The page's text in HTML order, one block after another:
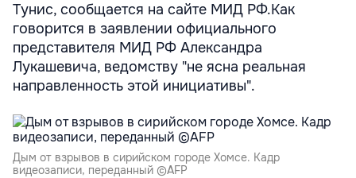
Тунис, сообщается на сайте МИД РФ.Как
говорится в заявлении официального
представителя МИД РФ Александра
Лукашевича, ведомству "не ясна реальная
направленность этой инициативы".
Дым от взрывов в сирийском городе Хомсе. Кадр
видеозаписи, переданный ©AFP